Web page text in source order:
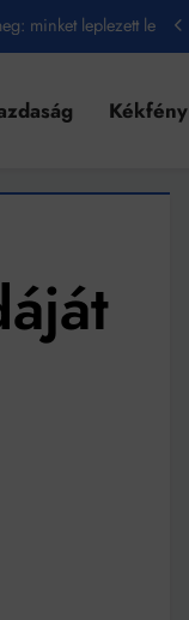
minket leplezett le
mint a szerelem
törni. De miből?
nem csak ránc?
a ponthatárhirdetés
Kékfény